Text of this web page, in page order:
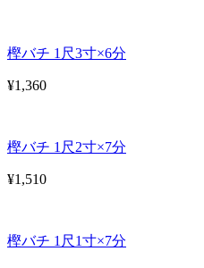
樫バチ 1尺3寸×6分
¥1,360
樫バチ 1尺2寸×7分
¥1,510
樫バチ 1尺1寸×7分